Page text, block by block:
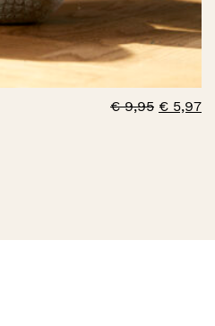
€9,95 € 5,97